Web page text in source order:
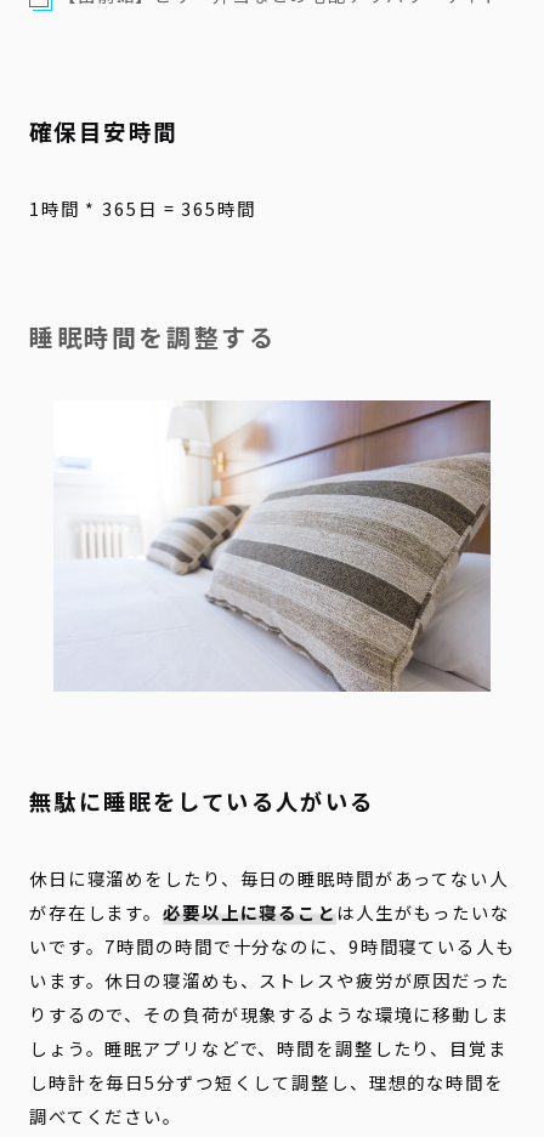
確保目安時間
1時間 * 365日 = 365時間
睡眠時間を調整する
無駄に睡眠をしている人がいる
休日に寝溜めをしたり、毎日の睡眠時間があってない人
が存在します。必要以上に寝ることは人生がもったいな
いです。7時間の時間で十分なのに、9時間寝ている人も
います。休日の寝溜めも、ストレスや疲労が原因だった
りするので、その負荷が現象するような環境に移動しま
しょう。睡眠アプリなどで、時間を調整したり、目覚ま
し時計を毎日5分ずつ短くして調整し、理想的な時間を
調べてください。